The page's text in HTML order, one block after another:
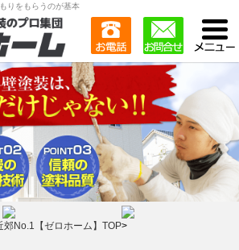
りをもらうのが基本
No.1【ゼロホーム】TOP>